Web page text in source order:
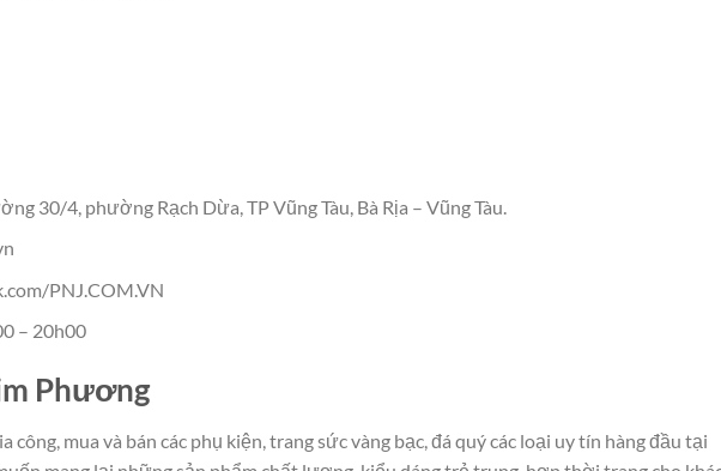
30/4, phường Rạch Dừa, TP Vũng Tàu, Bà Rịa – Vũng Tàu.
PNJ.COM.VN
– 20h00
Phương
công, mua và bán các phụ kiện, trang sức vàng bạc, đá quý các loại uy tín hàng đầu tại